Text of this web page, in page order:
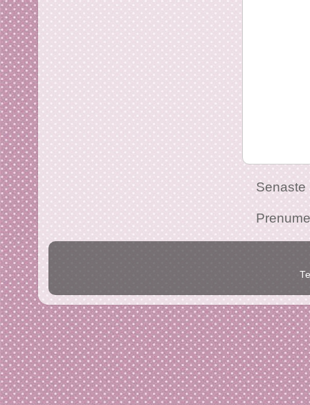
Senaste